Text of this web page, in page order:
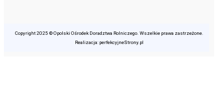
Copyright 2025 © Opolski Ośrodek Doradztwa Rolniczego. Wszelkie prawa zastrzeżone.
Realizacja: perfekcyjneStrony.pl